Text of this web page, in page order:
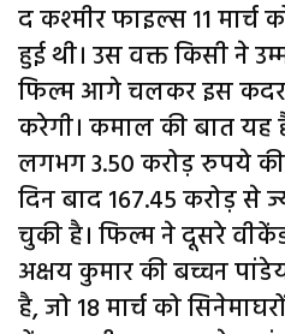
द कश्मीर फाइल्स 11 मार्च
हुई थी। उस वक्त किसी ने
फिल्म आगे चलकर इस
करेगी। कमाल की बात यह
लगभग 3.50 करोड़ रुपये
दिन बाद 167.45 करोड़ से
चुकी है। फिल्म ने दूसरे
अक्षय कुमार की बच्चन
है, जो 18 मार्च को